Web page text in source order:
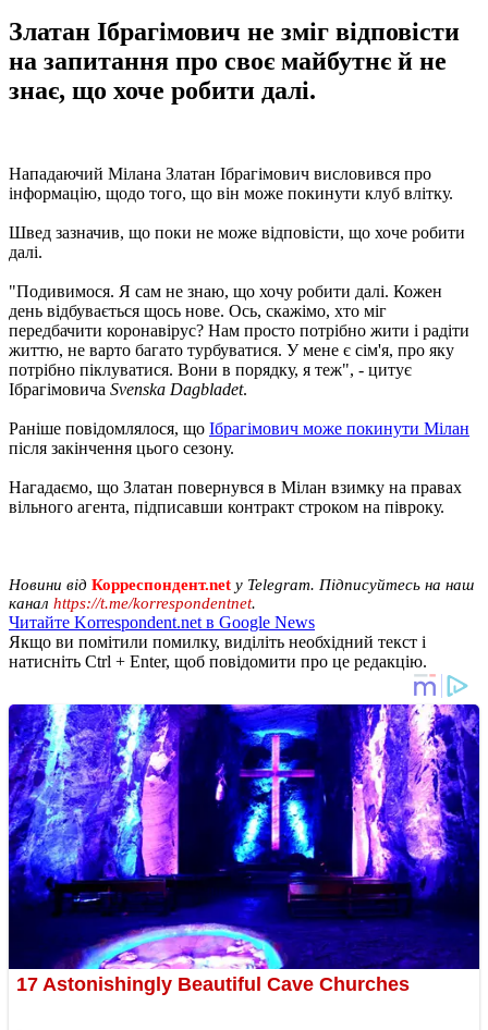
Златан Ібрагімович не зміг відповісти
на запитання про своє майбутнє й не
знає, що хоче робити далі.
Нападаючий Мілана Златан Ібрагімович висловився про
інформацію, щодо того, що він може покинути клуб влітку.
Швед зазначив, що поки не може відповісти, що хоче робити
далі.
"Подивимося. Я сам не знаю, що хочу робити далі. Кожен
день відбувається щось нове. Ось, скажімо, хто міг
передбачити коронавірус? Нам просто потрібно жити і радіти
життю, не варто багато турбуватися. У мене є сім'я, про яку
потрібно піклуватися. Вони в порядку, я теж", - цитує
Ібрагімовича Svenska Dagbladet.
Раніше повідомлялося, що Ібрагімович може покинути Мілан
після закінчення цього сезону.
Нагадаємо, що Златан повернувся в Мілан взимку на правах
вільного агента, підписавши контракт строком на півроку.
Новини від Корреспондент.net у Telegram. Підписуйтесь на наш
канал https://t.me/korrespondentnet.
Читайте Korrespondent.net в Google News
Якщо ви помітили помилку, виділіть необхідний текст і
натисніть Ctrl + Enter, щоб повідомити про це редакцію.